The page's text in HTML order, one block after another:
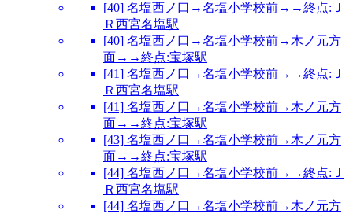
[40] 名塩西ノ口→名塩小学校前→→終点:Ｊ
Ｒ西宮名塩駅
[40] 名塩西ノ口→名塩小学校前→木ノ元方
面→→終点:宝塚駅
[41] 名塩西ノ口→名塩小学校前→→終点:Ｊ
Ｒ西宮名塩駅
[41] 名塩西ノ口→名塩小学校前→木ノ元方
面→→終点:宝塚駅
[43] 名塩西ノ口→名塩小学校前→木ノ元方
面→→終点:宝塚駅
[44] 名塩西ノ口→名塩小学校前→→終点:Ｊ
Ｒ西宮名塩駅
[44] 名塩西ノ口→名塩小学校前→木ノ元方